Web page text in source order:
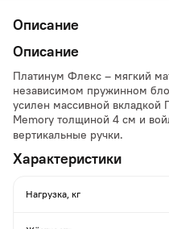
Описание
Описание
Платинум Флекс – мягкий
независимом пружинном
усилен массивной
Memory толщиной 4 см и
вертикальные ручки.
Характеристики
Нагрузка, кг